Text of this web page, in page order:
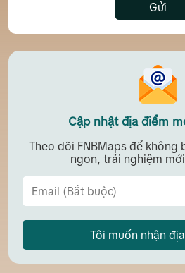
Gửi
Cập nhật địa điểm
Theo dõi FNBMaps để không
ngon, trải nghiệm
Tôi muốn nhận